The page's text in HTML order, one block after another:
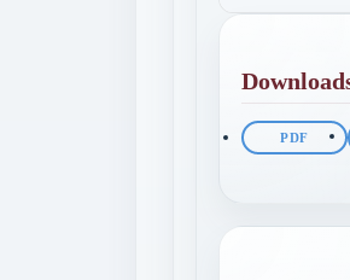
PDF